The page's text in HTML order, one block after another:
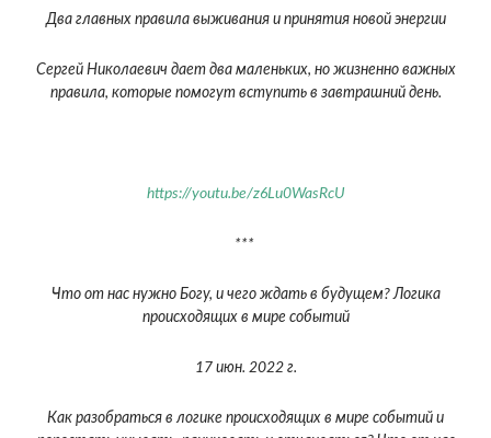
Два главных правила выживания и принятия новой энергии
Сергей Николаевич дает два маленьких, но жизненно важных
правила, которые помогут вступить в завтрашний день.
https://youtu.be/z6Lu0WasRcU
***
Что от нас нужно Богу, и чего ждать в будущем? Логика
происходящих в мире событий
17 июн. 2022 г.
Как разобраться в логике происходящих в мире событий и